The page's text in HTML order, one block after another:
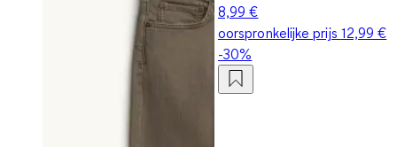
8,99 €
oorspronkelijke prijs 12,99 €
-30%